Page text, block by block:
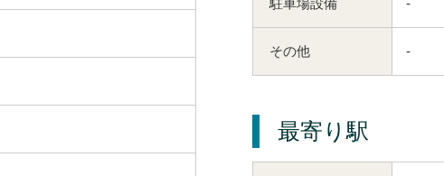
駐車場設備 -
その他 -
最寄り駅